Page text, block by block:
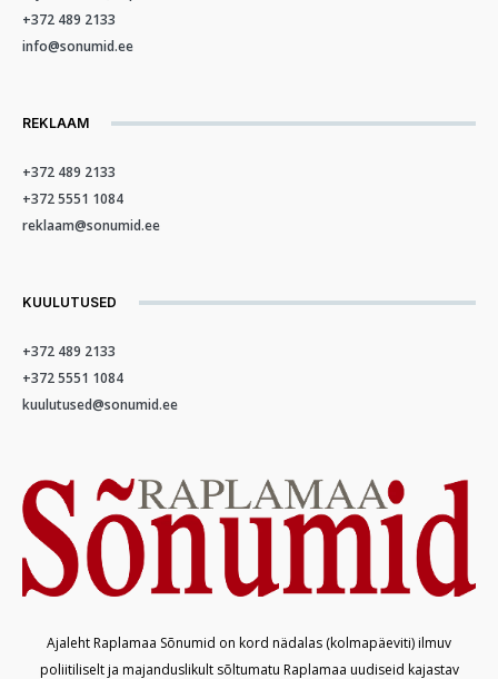
+372 489 2133
info@sonumid.ee
REKLAAM
+372 489 2133
+372 5551 1084
reklaam@sonumid.ee
KUULUTUSED
+372 489 2133
+372 5551 1084
kuulutused@sonumid.ee
Ajaleht Raplamaa Sõnumid on kord nädalas (kolmapäeviti) ilmuv
poliitiliselt ja majanduslikult sõltumatu Raplamaa uudiseid kajastav